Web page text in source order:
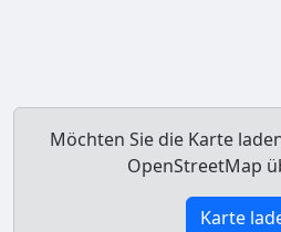
Möchten Sie die Karte
OpenStreetMap
Karte